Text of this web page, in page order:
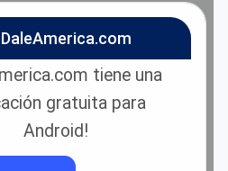
tiene una
gratuita para
Android!